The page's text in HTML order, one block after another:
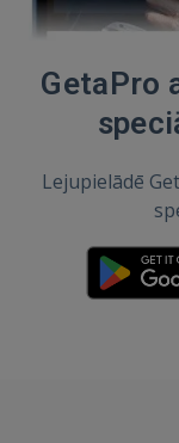
GetaPro
Lejupielādē